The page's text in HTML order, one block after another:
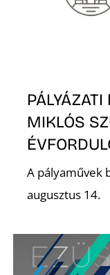
MIKLÓS
A pályaművek
augusztus 14.